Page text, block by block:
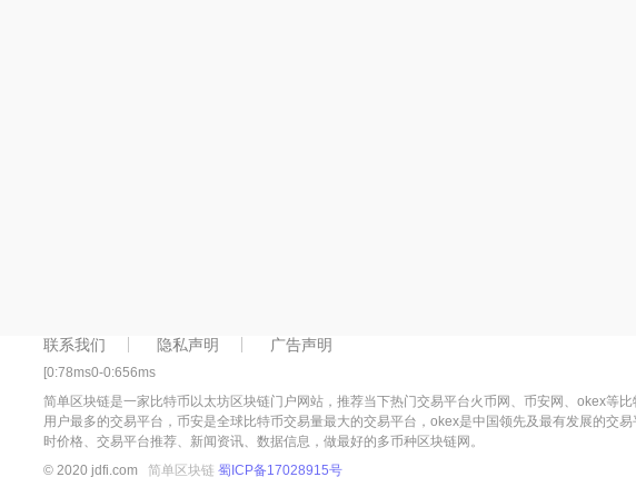
联系我们 隐私声明 广告声明
[0:78ms0-0:656ms
简单区块链是一家比特币以太坊区块链门户网站，推荐当下热门交易平台火币网、币安网、okex等
用户最多的交易平台，币安是全球比特币交易量最大的交易平台，okex是中国领先及最有发展的交
时价格、交易平台推荐、新闻资讯、数据信息，做最好的多币种区块链网。
© 2020 jdfi.com简单区块链 蜀ICP备17028915号